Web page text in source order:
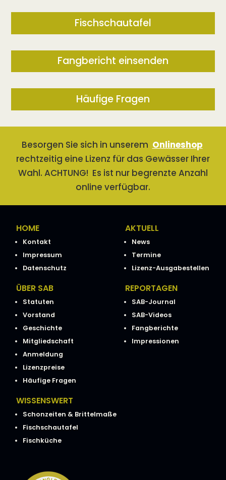
Fischschautafel
Fangbericht einsenden
Häufige Fragen
Besorgen Sie sich in unserem Onlineshop
rechtzeitig eine Lizenz für das Gewässer Ihrer
Wahl. ACHTUNG! Es ist nur begrenzte Anzahl
online verfügbar.
HOME
Kontakt
Impressum
Datenschutz
AKTUELL
News
Termine
Lizenz-Ausgabestellen
ÜBER SAB
Statuten
Vorstand
Geschichte
Mitgliedschaft
Anmeldung
Lizenzpreise
Häufige Fragen
REPORTAGEN
SAB-Journal
SAB-Videos
Fangberichte
Impressionen
WISSENSWERT
Schonzeiten & Brittelmaße
Fischschautafel
Fischküche